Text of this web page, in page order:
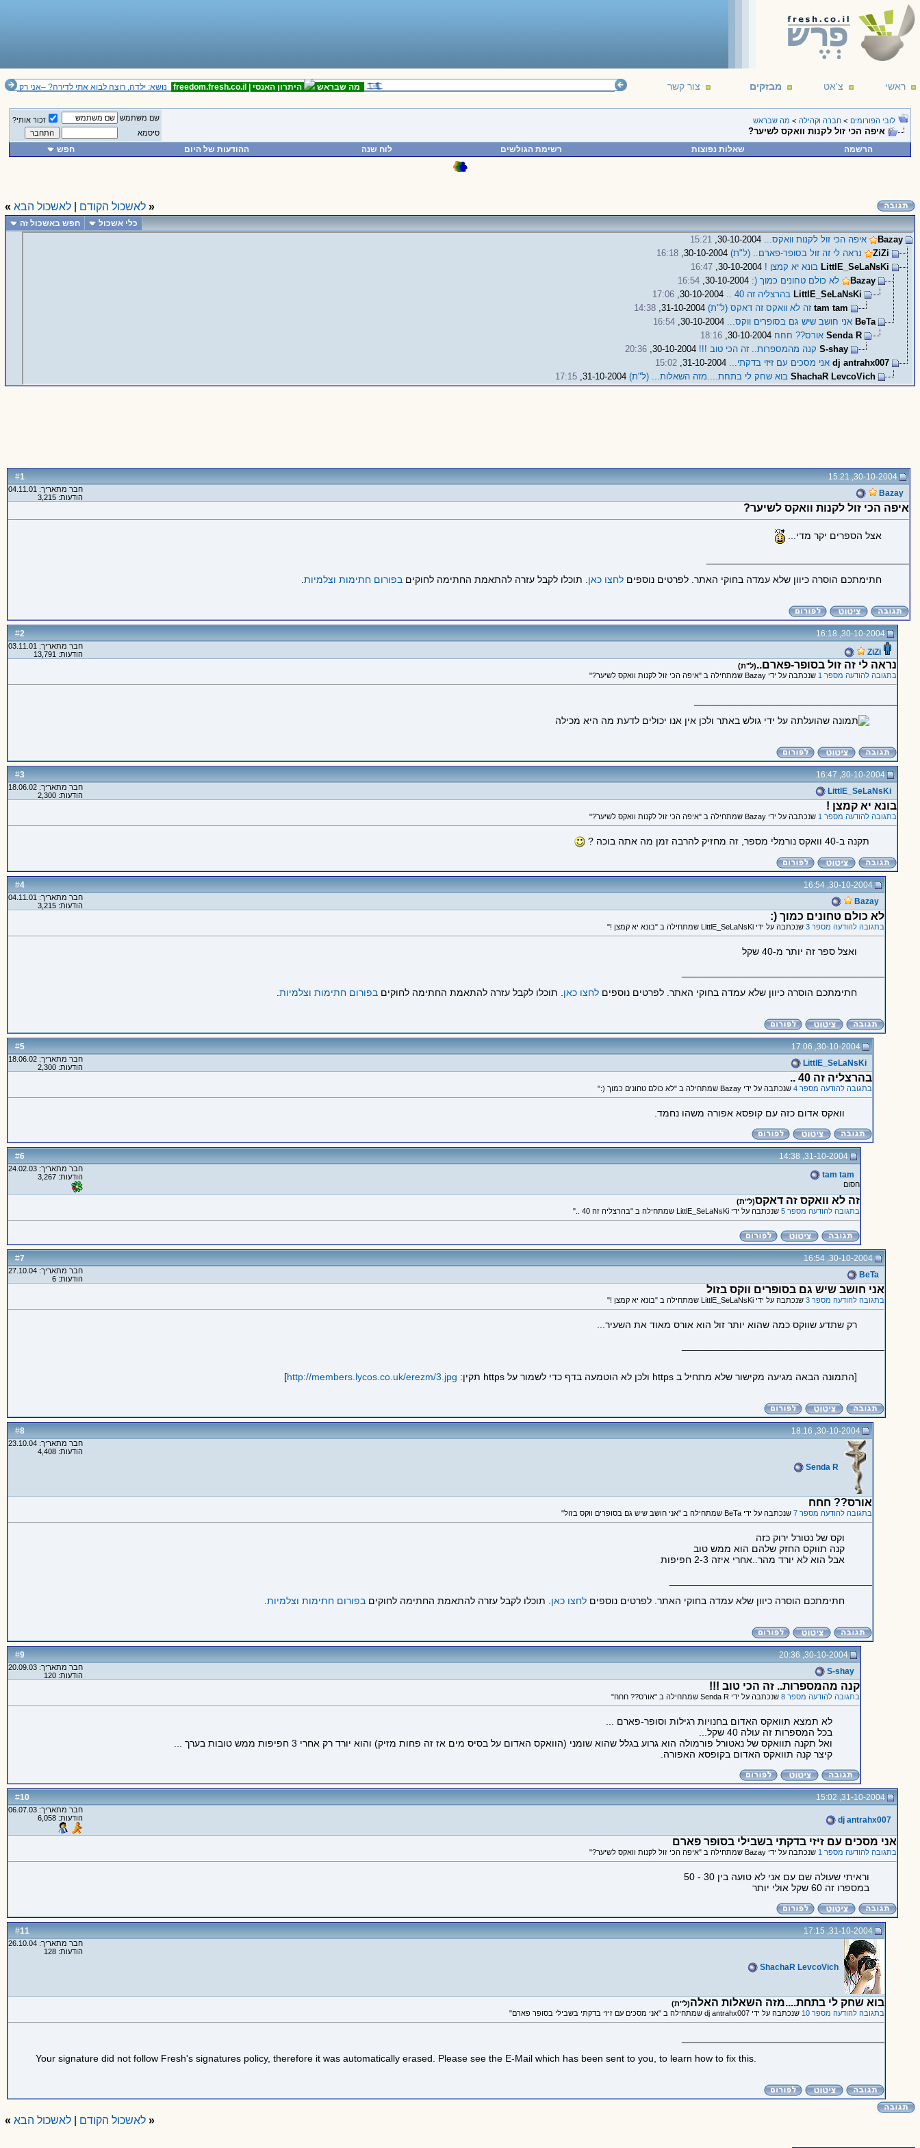
ראשי צ'אט מבזקים צור קשר מה שבראש היתרון האנסי |freedom.fresh.co.il נושא: ילדה, רוצה לבוא אתי לדירה? –אני רק בת
לובי הפורומים > חברה וקהילה > מה שבראש
איפה הכי זול לקנות וואקס לשיער?
שם משתמש
זכור אותי?
סיסמא
הרשמה שאלות נפוצות רשימת הגולשים לוח שנה ההודעות של היום חפש
« לאשכול הקודם לאשכול הבא »
כלי אשכול חפש באשכול זה
Bazay איפה הכי זול לקנות וואקס...
15:21
ZiZi
נראה לי זה זול בסופר-פארם.. (ל"ת)30-10-2004,
16:18
LittlE_SeLaNsKi בונא יא קמצן !
16:47
Bazay
לא כולם טחונים כמוך (:
16:54
LittlE_SeLaNsKi בהרצליה זה 40 ..
17:06
tam tam זה לא וואקס זה דאקס (ל"ת)31-10-2004,
14:38
BeTa אני חושב שיש גם בסופרים ווקס...
16:54
Senda R אורס?? חחח
18:16
S-shay קנה מהמספרות.. זה הכי טוב !!!
20:36
dj antrahx007 אני מסכים עם זיזי בדקתי...
15:02
ShachaR LevcoVich בוא שחק לי בתחת....מזה השאלות... (ל"ת)31-10-2004,
17:15
#
1
30-10-2004, 15:21
Bazay
חבר מתאריך: 04.11.01
הודעות: 3,215
איפה הכי זול לקנות וואקס לשיער?
אצל הספרים יקר מדי...
חתימתכם הוסרה כיוון שלא עמדה בחוקי האתר. לפרטים נוספים לחצו כאן . תוכלו לקבל עזרה להתאמת החתימה לחוקים בפורום חתימות וצלמיות.
#
2
30-10-2004, 16:18
ZiZi
חבר מתאריך: 03.11.01
הודעות: 13,791
נראה לי זה זול בסופר-פארם..(ל"ת)
בתגובה להודעה מספר 1
שנכתבה על ידי Bazay שמתחילה ב "איפה הכי זול לקנות וואקס לשיער?"
#
3
30-10-2004, 16:47
LittlE_SeLaNsKi
חבר מתאריך: 18.06.02
הודעות: 2,300
בונא יא קמצן !
בתגובה להודעה מספר 1 שנכתבה על ידי Bazay שמתחילה ב "איפה הכי זול לקנות וואקס לשיער?"
תקנה ב-40 וואקס נורמלי מספר, זה מחזיק להרבה זמן מה אתה בוכה ?
#
4
30-10-2004, 16:54
Bazay
חבר מתאריך: 04.11.01
הודעות: 3,215
לא כולם טחונים כמוך (:
בתגובה להודעה מספר 3 שנכתבה על ידי LittlE_SeLaNsKi שמתחילה ב "בונא יא קמצן !"
ואצל ספר זה יותר מ-40 שקל
חתימתכם הוסרה כיוון שלא עמדה בחוקי האתר. לפרטים נוספים לחצו כאן . תוכלו לקבל עזרה להתאמת החתימה לחוקים בפורום חתימות וצלמיות.
#
5
30-10-2004, 17:06
LittlE_SeLaNsKi
חבר מתאריך: 18.06.02
הודעות: 2,300
בהרצליה זה 40 ..
בתגובה להודעה מספר 4 שנכתבה על ידי Bazay שמתחילה ב "לא כולם טחונים כמוך (:"
וואקס אדום כזה עם קופסא אפורה משהו נחמד.
#
6
31-10-2004, 14:38
tam tam
חסום
חבר מתאריך: 24.02.03
הודעות: 3,267
זה לא וואקס זה דאקס(ל"ת)
בתגובה להודעה מספר 5
שנכתבה על ידי LittlE_SeLaNsKi שמתחילה ב "בהרצליה זה 40 .."
#
7
30-10-2004, 16:54
BeTa
חבר מתאריך: 27.10.04
הודעות: 6
אני חושב שיש גם בסופרים ווקס בזול
בתגובה להודעה מספר 3 שנכתבה על ידי LittlE_SeLaNsKi שמתחילה ב "בונא יא קמצן !"
רק שתדע שווקס כמה שהוא יותר זול הוא אורס מאוד את השעיר...
[התמונה הבאה מגיעה מקישור שלא מתחיל ב https ולכן לא הוטמעה בדף כדי לשמור על https תקין: http://members.lycos.co.uk/erezm/3.jpg
]
#
8 30-10-2004, 18:16
Senda R
חבר מתאריך: 23.10.04
הודעות: 4,408
אורס?? חחח
בתגובה להודעה מספר 7 שנכתבה על ידי BeTa שמתחילה ב "אני חושב שיש גם בסופרים ווקס בזול"
וקס של נטורל ירוק כזה
קנה תווקס החזק שלהם הוא ממש טוב
אבל הוא לא יורד מהר..אחרי איזה 2-3 חפיפות
חתימתכם הוסרה כיוון שלא עמדה בחוקי האתר. לפרטים נוספים לחצו כאן . תוכלו לקבל עזרה להתאמת החתימה לחוקים בפורום חתימות וצלמיות.
#
9
30-10-2004, 20:36
S-shay
חבר מתאריך: 20.09.03
הודעות: 120
קנה מהמספרות.. זה הכי טוב !!!
בתגובה להודעה מספר 8 שנכתבה על ידי Senda R שמתחילה ב "אורס?? חחח"
לא תמצא תוואקס האדום בחנויות רגילות וסופר-פארם ...
בכל המספרות זה עולה 40 שקל...
ואל תקנה תוואקס של נאטורל פורמולה הוא גרוע בגלל שהוא שומני (הוואקס האדום על בסיס מים אז זה פחות מזיק) והוא יורד רק אחרי 3 חפיפות ממש טובות בערך ...
קיצר קנה תוואקס האדום בקופסא האפורה.
#
10 31-10-2004, 15:02
dj antrahx007
חבר מתאריך: 06.07.03
הודעות: 6,058
אני מסכים עם זיזי בדקתי בשבילי בסופר פארם
בתגובה להודעה מספר 1 שנכתבה על ידי Bazay שמתחילה ב "איפה הכי זול לקנות וואקס לשיער?"
וראיתי שעולה שם עם אני לא טועה בין 30 - 50
במספרו זה 60 שקל אולי יותר
#
11 31-10-2004, 17:15
ShachaR LevcoVich
חבר מתאריך: 26.10.04
הודעות: 128
בוא שחק לי בתחת....מזה השאלות האלה(ל"ת)
בתגובה להודעה מספר 10
שנכתבה על ידי dj antrahx007 שמתחילה ב "אני מסכים עם זיזי בדקתי בשבילי בסופר פארם"
Your signature did not follow Fresh's signatures policy, therefore it was automatically erased. Please see the E-Mail which has been sent to you, to learn how to fix this.
« לאשכול הקודם |לאשכול הבא »